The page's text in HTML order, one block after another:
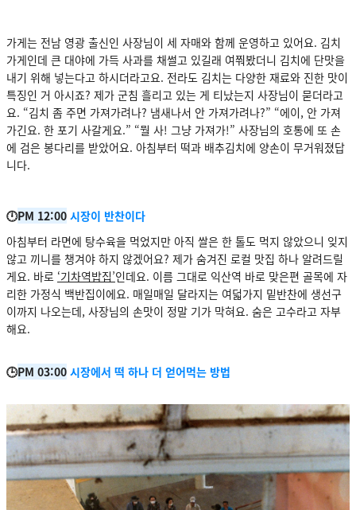
가게는 전남 영광 출신인 사장님이 세 자매와 함께 운영하고 있어요. 김치
가게인데 큰 대야에 가득 사과를 채썰고 있길래 여쭤봤더니 김치에 단맛을
내기 위해 넣는다고 하시더라고요. 전라도 김치는 다양한 재료와 진한 맛이
특징인 거 아시죠? 제가 군침 흘리고 있는 게 티났는지 사장님이 묻더라고
요. “김치 좀 주면 가져가려나? 냄새나서 안 가져가려나?” “에이, 안 가져
가긴요. 한 포기 사갈게요.” “뭘 사! 그냥 가져가!” 사장님의 호통에 또 손
에 검은 봉다리를 받았어요. 아침부터 떡과 배추김치에 양손이 무거워졌답
니다.
🕛PM 12:00 시장이 반찬이다
아침부터 라면에 탕수육을 먹었지만 아직 쌀은 한 톨도 먹지 않았으니 잊지
않고 끼니를 챙겨야 하지 않겠어요? 제가 숨겨진 로컬 맛집 하나 알려드릴
게요. 바로 ‘기차역밥집’인데요. 이름 그대로 익산역 바로 맞은편 골목에 자
리한 가정식 백반집이에요. 매일매일 달라지는 여덟가지 밑반찬에 생선구
이까지 나오는데, 사장님의 손맛이 정말 기가 막혀요. 숨은 고수라고 자부
해요.
🕒PM 03:00 시장에서 떡 하나 더 얻어먹는 방법